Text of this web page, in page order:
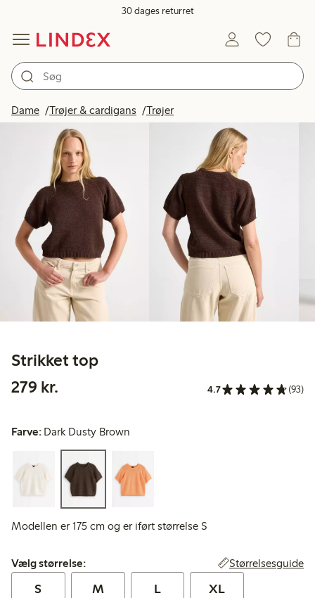
30 dages returret
Dame Trøjer & cardigans Trøjer
Strikket top
279 kr.
4.7 (93)
Farve: Dark Dusty Brown
Modellen er 175 cm og er iført størrelse S
Vælg størrelse:
Vælg størrelse: Størrelsesguide
S M L XL